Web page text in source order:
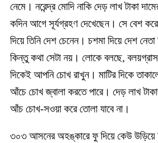
নেমে। নরেন্দ্র মোদি নাকি দেড় লাখ টাকা
কদিন আগে সূর্যগ্রহণ দেখেছেন। সে বেশ
দিয়ে তিনি দেশ চেনেন। চশমা দিয়ে দেশ নেতা
কিন্তু কথা সেটা নয়। লোকে বলছে,
দিকেই আপনি চোখ রাখুন। মাটির দিকে
আঁচে চোখ জ্বালা করতে পারে। দেড় লাখ
আঁচ চোখ-সওয়া করে তোলা যাবে না।
৩০৩ আসনের অহঙ্কারে ফু দিয়ে কেউ উড়িয়ে